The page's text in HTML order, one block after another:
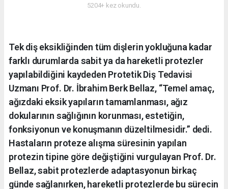
5204+ kez okundu.
Tek diş eksikliğinden tüm dişlerin yokluğuna kadar
farklı durumlarda sabit ya da hareketli protezler
yapılabildiğini kaydeden Protetik Diş Tedavisi
Uzmanı Prof. Dr. İbrahim Berk Bellaz, “Temel amaç,
ağızdaki eksik yapıların tamamlanması, ağız
dokularının sağlığının korunması, estetiğin,
fonksiyonun ve konuşmanın düzeltilmesidir.” dedi.
Hastaların proteze alışma süresinin yapılan
protezin tipine göre değiştiğini vurgulayan Prof. Dr.
Bellaz, sabit protezlerde adaptasyonun birkaç
günde sağlanırken, hareketli protezlerde bu sürecin